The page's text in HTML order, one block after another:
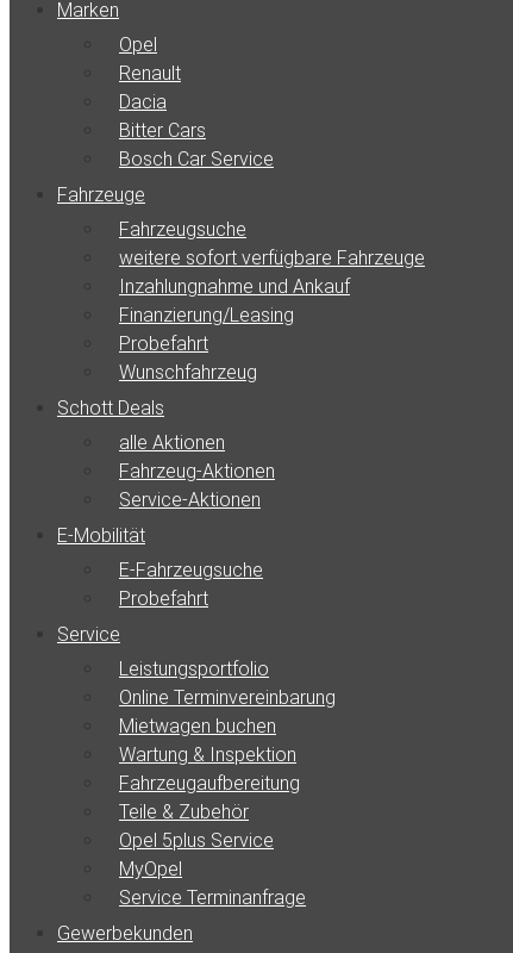
Marken
Opel
Renault
Dacia
Bitter Cars
Bosch Car Service
Fahrzeuge
Fahrzeugsuche
weitere sofort verfügbare Fahrzeuge
Inzahlungnahme und Ankauf
Finanzierung/Leasing
Probefahrt
Wunschfahrzeug
Schott Deals
alle Aktionen
Fahrzeug-Aktionen
Service-Aktionen
E-Mobilität
E-Fahrzeugsuche
Probefahrt
Service
Leistungsportfolio
Online Terminvereinbarung
Mietwagen buchen
Wartung & Inspektion
Fahrzeugaufbereitung
Teile & Zubehör
Opel 5plus Service
MyOpel
Service Terminanfrage
Gewerbekunden